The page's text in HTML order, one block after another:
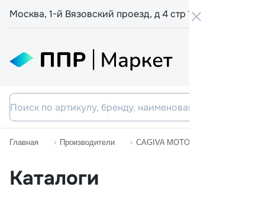
Москва, 1-й Вязовский проезд, д 4 стр 19
Главная Производители CAGIVA MOTORCYCLES
Каталоги